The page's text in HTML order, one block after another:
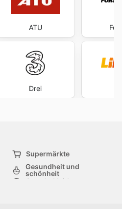
ATU
Drei
Supermärkte
Gesundheit und
schönheit
Sportbekleidung